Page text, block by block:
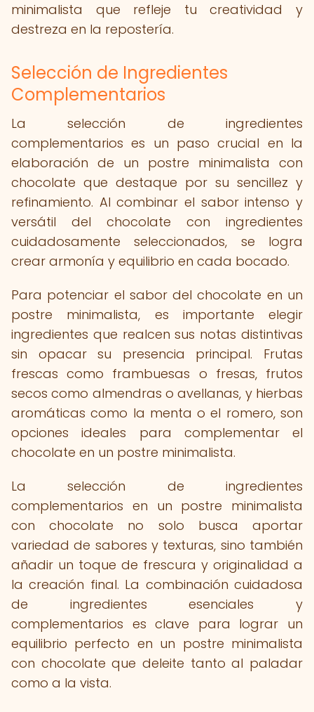
minimalista que refleje tu creatividad y
destreza en la repostería.
Selección de Ingredientes
Complementarios
La selección de ingredientes
complementarios es un paso crucial en la
elaboración de un postre minimalista con
chocolate que destaque por su sencillez y
refinamiento. Al combinar el sabor intenso y
versátil del chocolate con ingredientes
cuidadosamente seleccionados, se logra
crear armonía y equilibrio en cada bocado.
Para potenciar el sabor del chocolate en un
postre minimalista, es importante elegir
ingredientes que realcen sus notas distintivas
sin opacar su presencia principal. Frutas
frescas como frambuesas o fresas, frutos
secos como almendras o avellanas, y hierbas
aromáticas como la menta o el romero, son
opciones ideales para complementar el
chocolate en un postre minimalista.
La selección de ingredientes
complementarios en un postre minimalista
con chocolate no solo busca aportar
variedad de sabores y texturas, sino también
añadir un toque de frescura y originalidad a
la creación final. La combinación cuidadosa
de ingredientes esenciales y
complementarios es clave para lograr un
equilibrio perfecto en un postre minimalista
con chocolate que deleite tanto al paladar
como a la vista.